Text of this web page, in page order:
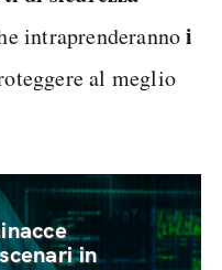
intraprenderannoi
al meglio
in